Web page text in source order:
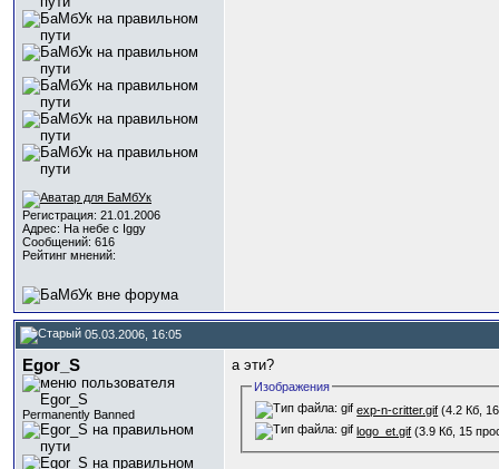
Регистрация: 21.01.2006
Адрес: На небе с Iggy
Сообщений: 616
Рейтинг мнений:
05.03.2006, 16:05
Egor_S
Permanently Banned
а эти?
Изображения
exp-n-critter.gif (4.2 Кб,
logo_et.gif (3.9 Кб, 15